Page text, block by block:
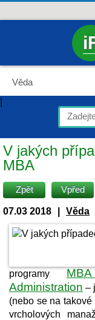
Věda
|
V jakých
MBA
Zpět Vpřed
07.03 2018
Věda
programy
Administration –
(nebo se na
vrcholových